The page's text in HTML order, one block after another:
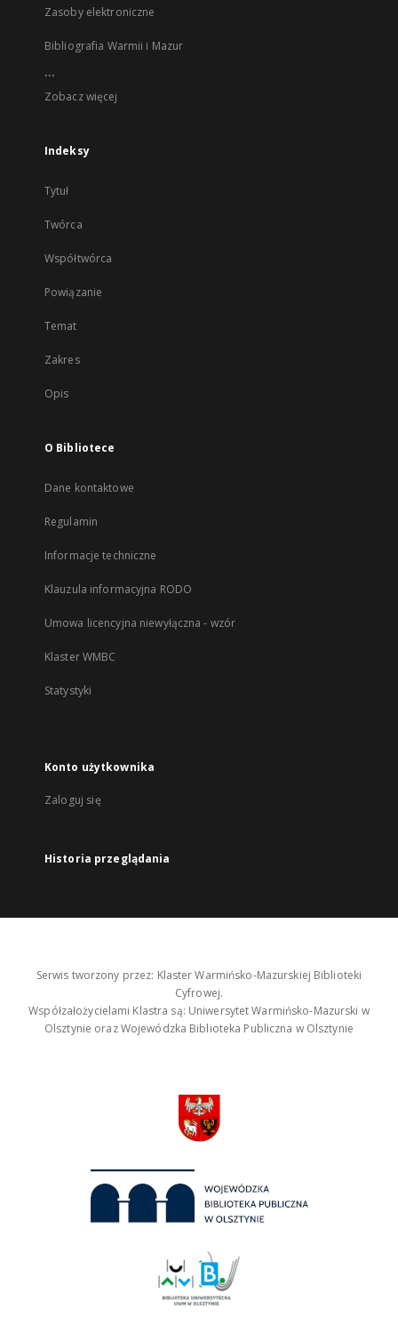
Zasoby elektroniczne
Bibliografia Warmii i Mazur
...
Zobacz więcej
Indeksy
Tytuł
Twórca
Współtwórca
Powiązanie
Temat
Zakres
Opis
O Bibliotece
Dane kontaktowe
Regulamin
Informacje techniczne
Klauzula informacyjna RODO
Umowa licencyjna niewyłączna - wzór
Klaster WMBC
Statystyki
Konto użytkownika
Zaloguj się
Historia przeglądania
Serwis tworzony przez: Klaster Warmińsko-Mazurskiej Biblioteki
Cyfrowej.
Współzałożycielami Klastra są: Uniwersytet Warmińsko-Mazurski w
Olsztynie oraz Wojewódzka Biblioteka Publiczna w Olsztynie